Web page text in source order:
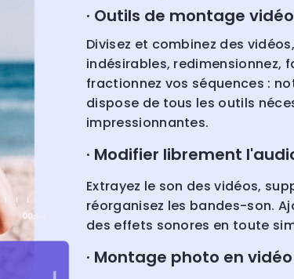
· Outils de montage
Divisez et combinez des
indésirables, redimensionnez,
fractionnez vos séquences :
dispose de tous les outils
impressionnantes.
· Modifier librement
Extrayez le son des vidéos,
réorganisez les bandes-son.
des effets sonores en toute
· Montage photo en vidéo